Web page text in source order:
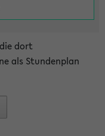
dort
als Stundenplan